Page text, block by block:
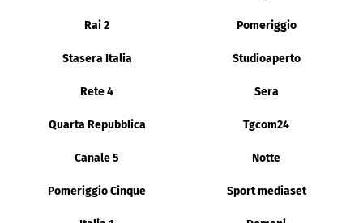
Rai 2 Pomeriggio
Stasera Italia Studioaperto
Rete 4 Sera
Quarta Repubblica Tgcom24
Canale 5 Notte
Pomeriggio Cinque Sport mediaset